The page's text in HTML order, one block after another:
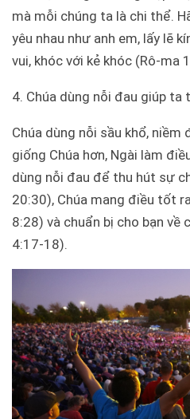
mà mỗi chúng ta là chi thể.
yêu nhau như anh em, lấy lẽ
vui, khóc với kẻ khóc (Rô-ma
4. Chúa dùng nỗi đau giúp ta
Chúa dùng nỗi sầu khổ,
giống Chúa hơn, Ngài làm
dùng nỗi đau để thu hút sự
20:30), Chúa mang điều tốt
8:28) và chuẩn bị cho bạn về
4:17-18).